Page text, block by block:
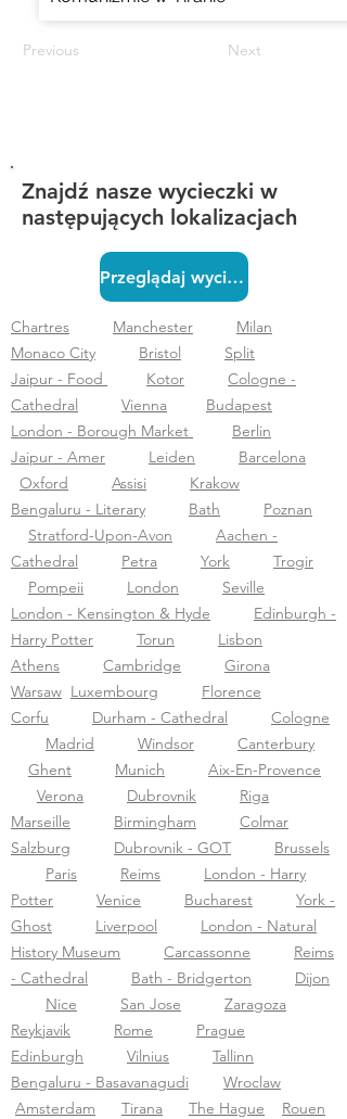
Previous Next
Znajdź nasze wycieczki w
następujących lokalizacjach
Przeglądaj wycieczki
Chartres Manchester
Milan
Monaco City
Bristol
Split
Jaipur - Food
Kotor
Cologne -
Cathedral
Vienna
Budapest
London - Borough Market
Berlin
Jaipur - Amer
Leiden
Barcelona
Oxford
Assisi
Krakow
Bengaluru - Literary
Bath
Poznan
Stratford-Upon-Avon
Aachen -
Cathedral
Petra York
Trogir
Pompeii
London
Seville
London - Kensington & Hyde
Edinburgh -
Harry Potter
Torun
Lisbon
Athens
Cambridge
Girona
Warsaw Luxembourg
Florence
Corfu
Durham - Cathedral
Cologne
Madrid
Windsor
Canterbury
Ghent
Munich
Aix-En-Provence
Verona
Dubrovnik
Riga
Marseille
Birmingham
Colmar
Salzburg
Dubrovnik - GOT
Brussels
Paris
Reims
London - Harry
Potter
Venice Bucharest
York -
Ghost
Liverpool
London - Natural
History Museum
Carcassonne
Reims
- Cathedral
Bath - Bridgerton
Dijon
Nice
San Jose
Zaragoza
Reykjavik
Rome
Prague
Edinburgh
Vilnius
Tallinn
Bengaluru - Basavanagudi
Wroclaw
Amsterdam
Tirana The Hague
Rouen